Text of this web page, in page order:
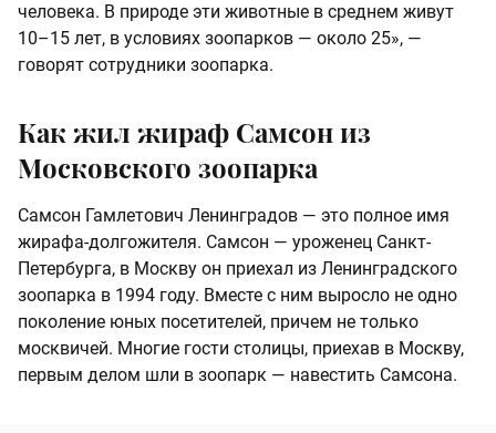
человека. В природе эти животные в среднем живут
10–15 лет, в условиях зоопарков — около 25», —
говорят сотрудники зоопарка.
Как жил жираф Самсон из
Московского зоопарка
Самсон Гамлетович Ленинградов — это полное имя
жирафа-долгожителя. Самсон — уроженец Санкт-
Петербурга, в Москву он приехал из Ленинградского
зоопарка в 1994 году. Вместе с ним выросло не одно
поколение юных посетителей, причем не только
москвичей. Многие гости столицы, приехав в Москву,
первым делом шли в зоопарк — навестить Самсона.